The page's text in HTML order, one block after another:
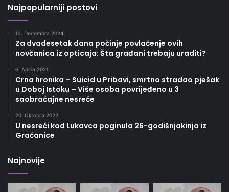
Najpopularniji postovi
12. Decembra 2024.
Za dvadesetak dana počinje povlačenje ovih
novčanica iz opticaja: Šta građani trebaju uraditi?
6. Aprila 2021.
Crna hronika – Suicid u Pribavi, smrtno stradao pješak
u Doboj Istoku – Više osoba povrijeđeno u 3
saobraćajne nesreće
20. Oktobra 2022.
U nesreći kod Lukavca poginula 26-godišnjakinja iz
Gračanice
Najnovije